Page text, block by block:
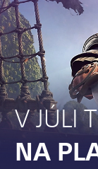
V JÚLI
NA